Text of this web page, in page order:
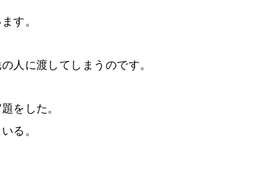
す。
人に渡してしまうのです。
をした。
る。